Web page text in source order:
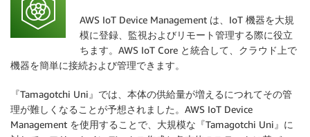
AWS IoT Device Management は、IoT 機器を大規
模に登録、監視およびリモート管理する際に役立
ちます。AWS IoT Core と統合して、クラウド上で
機器を簡単に接続および管理できます。
『Tamagotchi Uni』では、本体の供給量が増えるにつれてその管
理が難しくなることが予想されました。AWS IoT Device
Management を使用することで、大規模な『Tamagotchi Uni』に